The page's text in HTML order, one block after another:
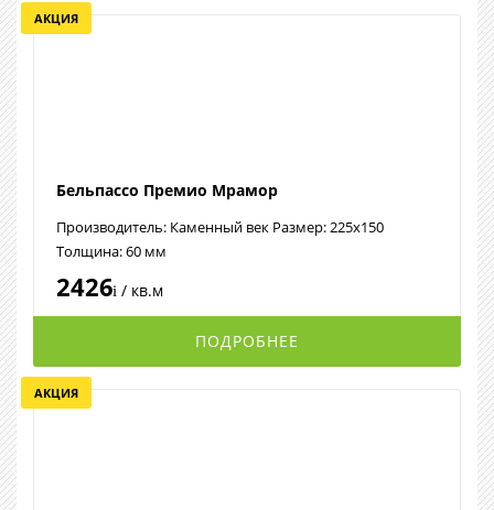
Бельпассо Премио Мрамор
Производитель: Каменный век Размер: 225х150
Толщина: 60 мм
2426i / кв.м
ПОДРОБНЕЕ
АКЦИЯ
АКЦИЯ